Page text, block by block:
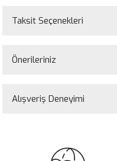
Ürün hakkında
Taksit Seçenekleri
Önerileriniz
yetersiz gördüğünüz
Ürün resmi kalitesiz, bozuk
Alışveriş Deneyimi